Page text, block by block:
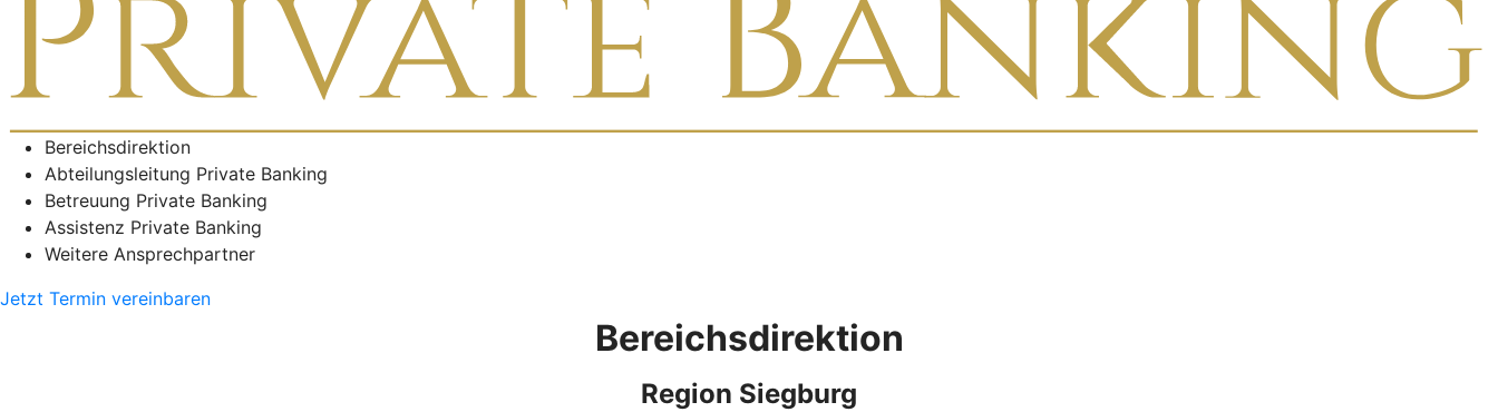
Bereichsdirektion
Abteilungsleitung Private Banking
Betreuung Private Banking
Assistenz Private Banking
Weitere Ansprechpartner
Jetzt Termin vereinbaren
Bereichsdirektion
Region Siegburg